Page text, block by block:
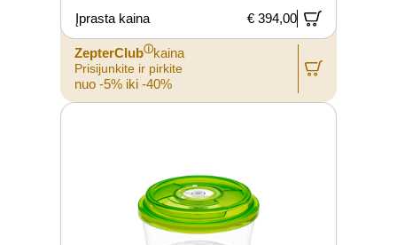
Įprasta kaina € 394,00
ZepterClubⓘkaina
Prisijunkite ir pirkite
nuo -5% iki -40%